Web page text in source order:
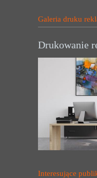
Galeria druku
Drukowanie
Interesujące